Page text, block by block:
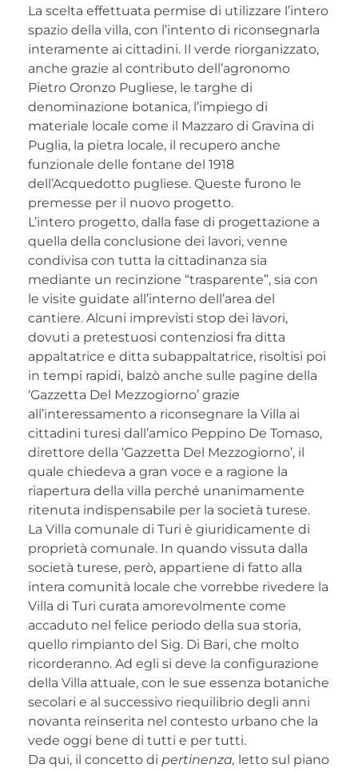
La scelta effettuata permise di utilizzare l’intero
spazio della villa, con l’intento di riconsegnarla
interamente ai cittadini. Il verde riorganizzato,
anche grazie al contributo dell’agronomo
Pietro Oronzo Pugliese, le targhe di
denominazione botanica, l’impiego di
materiale locale come il Mazzaro di Gravina di
Puglia, la pietra locale, il recupero anche
funzionale delle fontane del 1918
dell’Acquedotto pugliese. Queste furono le
premesse per il nuovo progetto.
L’intero progetto, dalla fase di progettazione a
quella della conclusione dei lavori, venne
condivisa con tutta la cittadinanza sia
mediante un recinzione “trasparente”, sia con
le visite guidate all’interno dell’area del
cantiere. Alcuni imprevisti stop dei lavori,
dovuti a pretestuosi contenziosi fra ditta
appaltatrice e ditta subappaltatrice, risoltisi poi
in tempi rapidi, balzò anche sulle pagine della
‘Gazzetta Del Mezzogiorno’ grazie
all’interessamento a riconsegnare la Villa ai
cittadini turesi dall’amico Peppino De Tomaso,
direttore della ‘Gazzetta Del Mezzogiorno’, il
quale chiedeva a gran voce e a ragione la
riapertura della villa perché unanimamente
ritenuta indispensabile per la società turese.
La Villa comunale di Turi è giuridicamente di
proprietà comunale. In quando vissuta dalla
società turese, però, appartiene di fatto alla
intera comunità locale che vorrebbe rivedere la
Villa di Turi curata amorevolmente come
accaduto nel felice periodo della sua storia,
quello rimpianto del Sig. Di Bari, che molto
ricorderanno. Ad egli si deve la configurazione
della Villa attuale, con le sue essenza botaniche
secolari e al successivo riequilibrio degli anni
novanta reinserita nel contesto urbano che la
vede oggi bene di tutti e per tutti.
Da qui, il concetto di pertinenza, letto sul piano